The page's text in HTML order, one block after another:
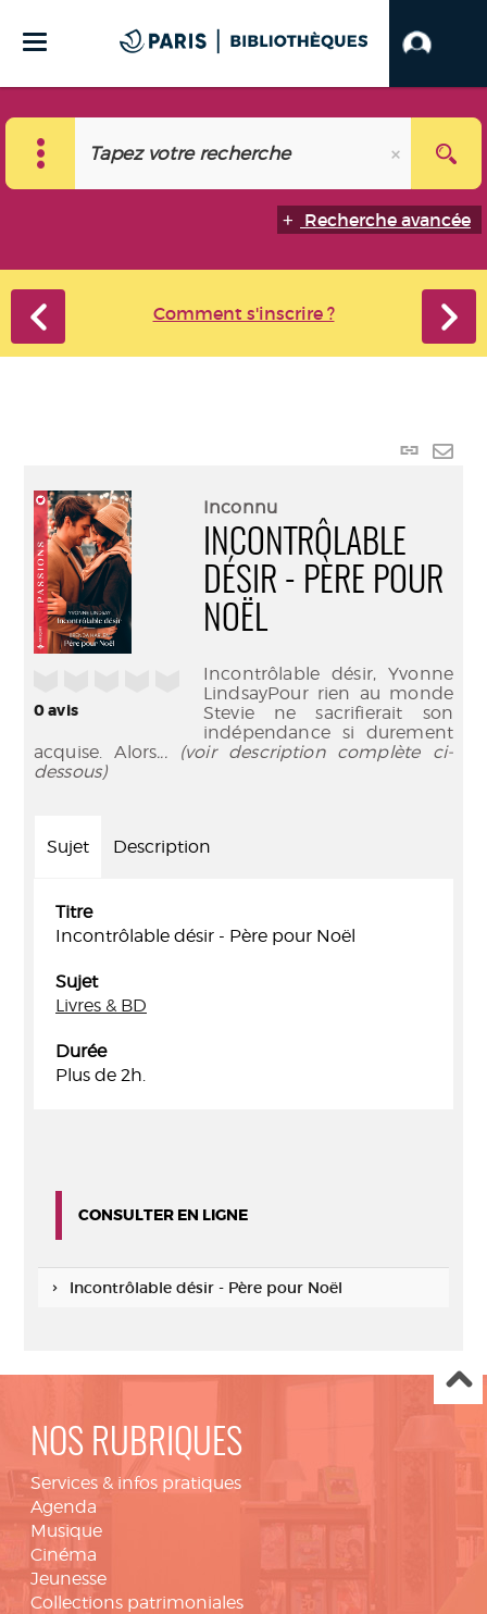
Recherche avancée
Comment s'inscrire ?
Lien
0avis
Inconnu
INCONTRÔLABLE
DÉSIR - PÈRE POUR
NOËL
Incontrôlable désir, Yvonne
LindsayPour rien au monde
Stevie ne sacrifierait son
indépendance si durement
acquise. Alors... (voir description complète ci-
dessous)
Sujet Description
Titre
Incontrôlable désir - Père pour Noël
Sujet
Livres & BD
Durée
Plus de 2h.
CONSULTER EN LIGNE
Incontrôlable désir - Père pour Noël
NOS RUBRIQUES
Services & infos pratiques
Agenda
Musique
Cinéma
Jeunesse
Collections patrimoniales